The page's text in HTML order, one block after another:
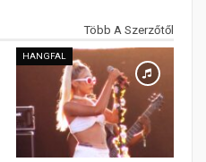
Több A Szerzőtől
HANGFAL